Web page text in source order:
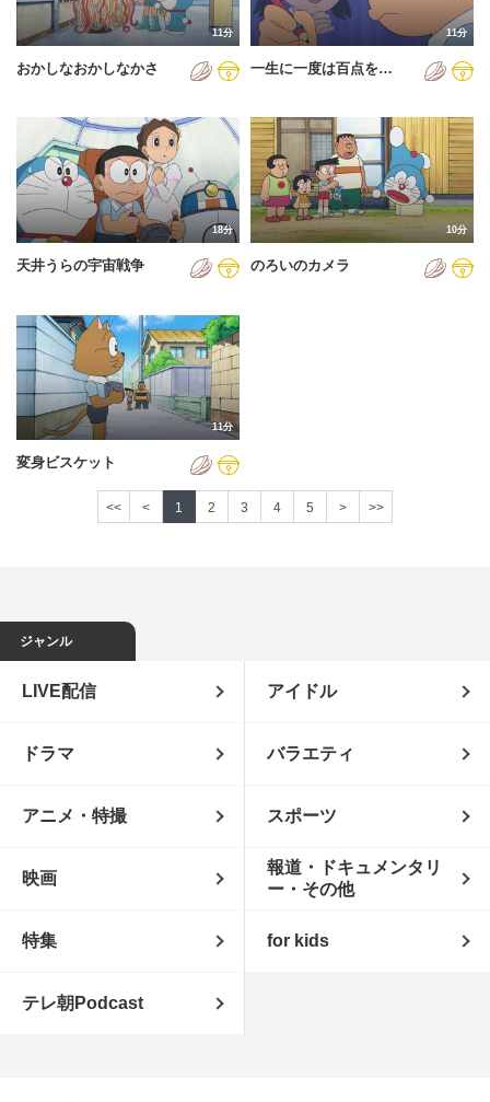
11分
おかしなおかしなかさ
11分
一生に一度は百点を…
18分
天井うらの宇宙戦争
10分
のろいのカメラ
11分
変身ビスケット
<< < 1 2 3 4 5 > >>
ジャンル
LIVE配信 アイドル
ドラマ バラエティ
アニメ・特撮 スポーツ
映画
報道・ドキュメンタリ
ー・その他
特集 for kids
テレ朝Podcast